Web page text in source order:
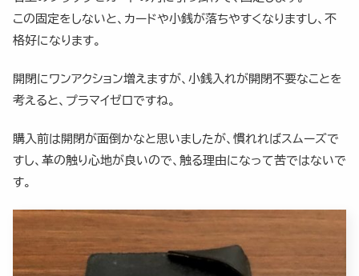
この固定をしないと、カードや小銭が落ちやすくなりますし、不
格好になります。
開閉にワンアクション増えますが、小銭入れが開閉不要なことを
考えると、プラマイゼロですね。
購入前は開閉が面倒かなと思いましたが、慣れればスムーズで
すし、革の触り心地が良いので、触る理由になって苦ではないで
す。